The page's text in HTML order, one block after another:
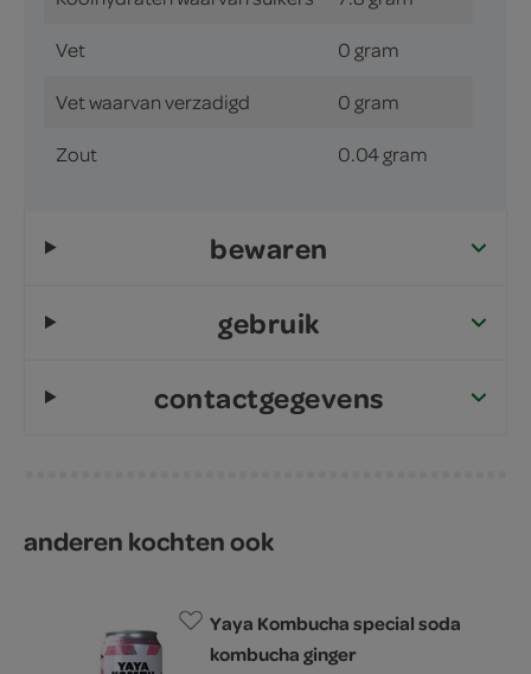
Vet 0 gram
Vet waarvan verzadigd 0 gram
Zout 0.04 gram
bewaren
gebruik
contactgegevens
anderen kochten ook
Yaya Kombucha special soda
kombucha ginger